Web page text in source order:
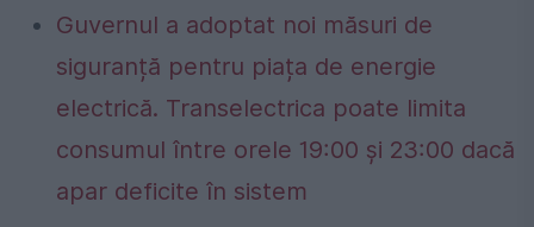
Guvernul a adoptat noi măsuri de
siguranță pentru piața de energie
electrică. Transelectrica poate limita
consumul între orele 19:00 și 23:00 dacă
apar deficite în sistem